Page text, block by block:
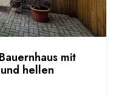
mit
hellen